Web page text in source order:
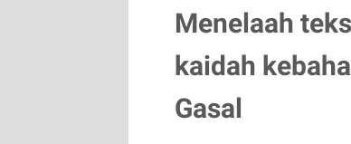
Menelaah
kaidah
Gasal